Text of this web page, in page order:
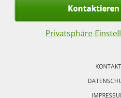
Kontaktieren
Privatsphäre-
KONTAKT